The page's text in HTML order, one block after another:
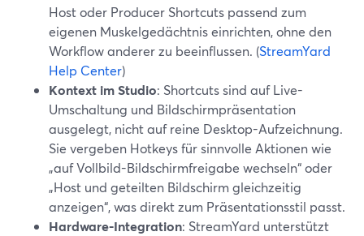
Host oder Producer Shortcuts passend zum
eigenen Muskelgedächtnis einrichten, ohne den
Workflow anderer zu beeinflussen. (StreamYard
Help Center)
Kontext im Studio: Shortcuts sind auf Live-
Umschaltung und Bildschirmpräsentation
ausgelegt, nicht auf reine Desktop-Aufzeichnung.
Sie vergeben Hotkeys für sinnvolle Aktionen wie
„auf Vollbild-Bildschirmfreigabe wechseln“ oder
„Host und geteilten Bildschirm gleichzeitig
anzeigen“, was direkt zum Präsentationsstil passt.
Hardware-Integration: StreamYard unterstützt